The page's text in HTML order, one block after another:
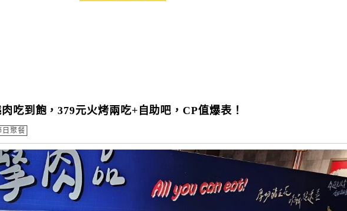
吃到飽，379元火烤兩吃+自助吧，CP值爆表！
日聚餐